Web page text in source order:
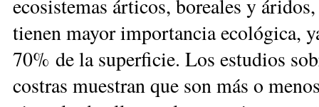
ecosistemas árticos, boreales y
tienen mayor importancia ecológica,
70% de la superficie. Los estudios
costras muestran que son más o